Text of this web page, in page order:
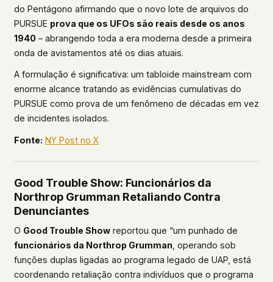
do Pentágono afirmando que o novo lote de arquivos do
PURSUE prova que os UFOs são reais desde os anos
1940– abrangendo toda a era moderna desde a primeira
onda de avistamentos até os dias atuais.
A formulação é significativa: um tabloide mainstream com
enorme alcance tratando as evidências cumulativas do
PURSUE como prova de um fenômeno de décadas em vez
de incidentes isolados.
Fonte: NY Post no X
Good Trouble Show: Funcionários da
Northrop Grumman Retaliando Contra
Denunciantes
O Good Trouble Showreportou que “um punhado de
funcionários da Northrop Grumman, operando sob
funções duplas ligadas ao programa legado de UAP, está
coordenando retaliação contra indivíduos que o programa